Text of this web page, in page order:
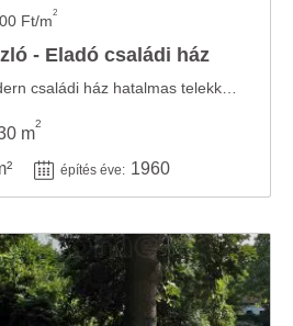
Ft/m2
- Eladó családi ház
m
2
építés éve: 1960